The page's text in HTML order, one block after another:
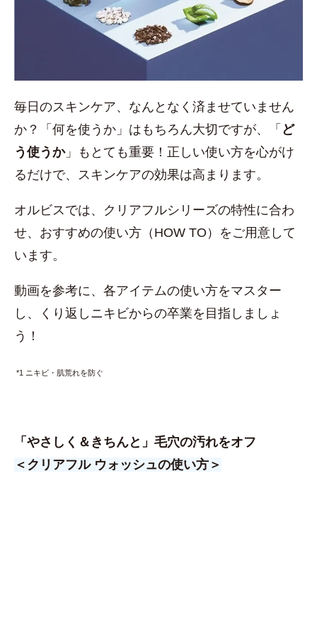
毎日のスキンケア、なんとなく済ませていません
か？「何を使うか」はもちろん大切ですが、「 ど
う使うか」もとても重要！正しい使い方を心がけ
るだけで、スキンケアの効果は高まります。
オルビスでは、クリアフルシリーズの特性に合わ
せ、おすすめの使い方（HOW TO）をご用意して
います。
動画を参考に、各アイテムの使い方をマスター
し、くり返しニキビからの卒業を目指しましょ
う！
*1 ニキビ・肌荒れを防ぐ
「やさしく＆きちんと」毛穴の汚れをオフ
＜クリアフル ウォッシュの使い方＞